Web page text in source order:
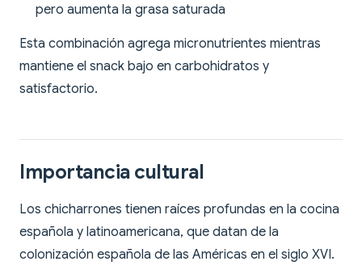
pero aumenta la grasa saturada
Esta combinación agrega micronutrientes mientras
mantiene el snack bajo en carbohidratos y
satisfactorio.
Importancia cultural
Los chicharrones tienen raíces profundas en la cocina
española y latinoamericana, que datan de la
colonización española de las Américas en el siglo XVI.